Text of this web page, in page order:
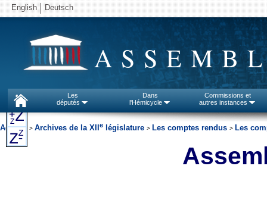
English Deutsch
Les
députés
Dans
l'Hémicycle
Commissions et
autres instances
Accueil > Archives de la XII e législature > Les comptes rendus > Les